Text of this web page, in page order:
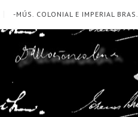
-MÚS. COLONIAL E IMPERIAL BRAS.